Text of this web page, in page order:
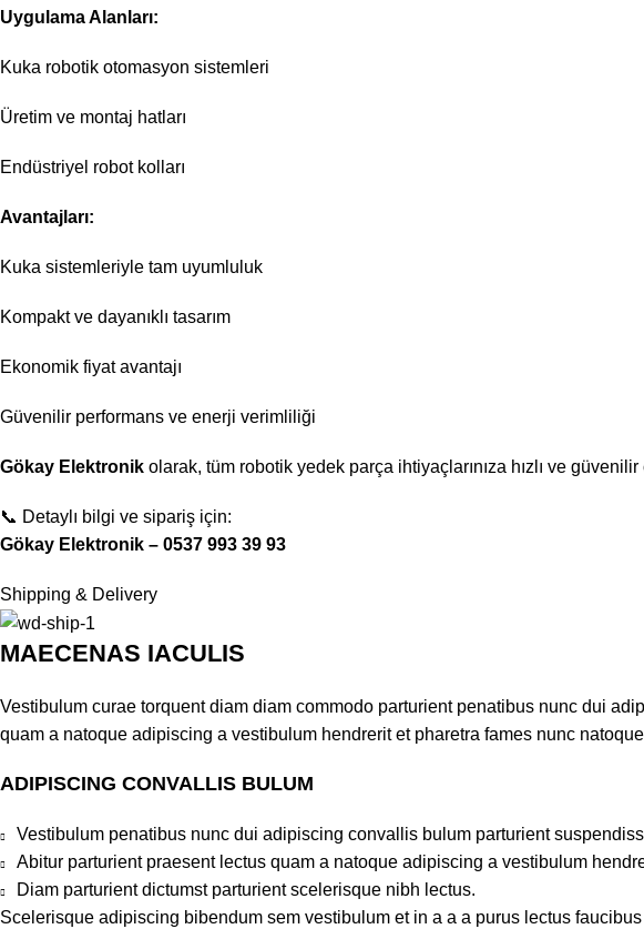
Uygulama Alanları:
Kuka robotik otomasyon sistemleri
Üretim ve montaj hatları
Endüstriyel robot kolları
Avantajları:
Kuka sistemleriyle tam uyumluluk
Kompakt ve dayanıklı tasarım
Ekonomik fiyat avantajı
Güvenilir performans ve enerji verimliliği
Gökay Elektronik olarak, tüm robotik yedek parça ihtiyaçlarınıza hızlı ve
📞 Detaylı bilgi ve sipariş için:
Gökay Elektronik – 0537 993 39 93
Shipping & Delivery
MAECENAS IACULIS
Vestibulum curae torquent diam diam commodo parturient penatibus nunc dui
quam a natoque adipiscing a vestibulum hendrerit et pharetra fames nunc
ADIPISCING CONVALLIS BULUM
Vestibulum penatibus nunc dui adipiscing convallis bulum parturient
Abitur parturient praesent lectus quam a natoque adipiscing a vestibulum
Diam parturient dictumst parturient scelerisque nibh lectus.
Scelerisque adipiscing bibendum sem vestibulum et in a a a purus lectus